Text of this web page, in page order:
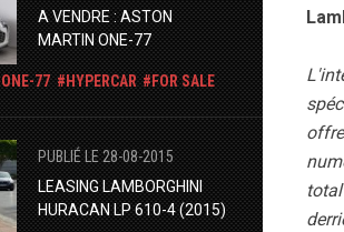
A VENDRE : ASTON
MARTIN ONE-77
ONE-77 HYPERCAR FOR SALE
PUBLIÉ LE 28-08-2015
LEASING LAMBORGHINI
HURACAN LP 610-4 (2015)